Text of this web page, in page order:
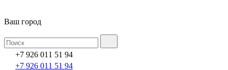
Ваш город
+7 926 011 51 94
+7 926 011 51 94